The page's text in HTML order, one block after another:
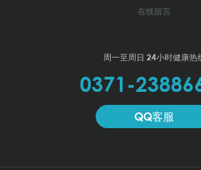
在线留言
周一至周日 24小时健康热
0371-
QQ客服